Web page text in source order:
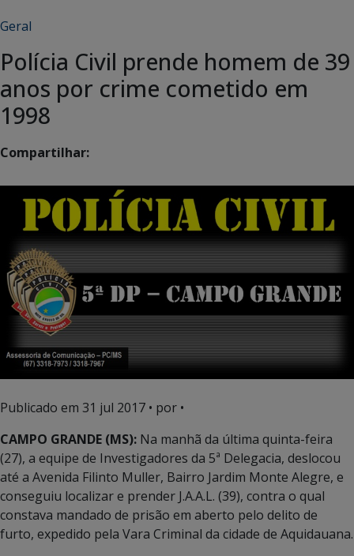
Geral
Polícia Civil prende homem de 39
anos por crime cometido em
1998
Compartilhar:
Publicado em 31 jul 2017 • por •
CAMPO GRANDE (MS): Na manhã da última quinta-feira
(27), a equipe de Investigadores da 5ª Delegacia, deslocou
até a Avenida Filinto Muller, Bairro Jardim Monte Alegre, e
conseguiu localizar e prender J.A.A.L. (39), contra o qual
constava mandado de prisão em aberto pelo delito de
furto, expedido pela Vara Criminal da cidade de Aquidauana.